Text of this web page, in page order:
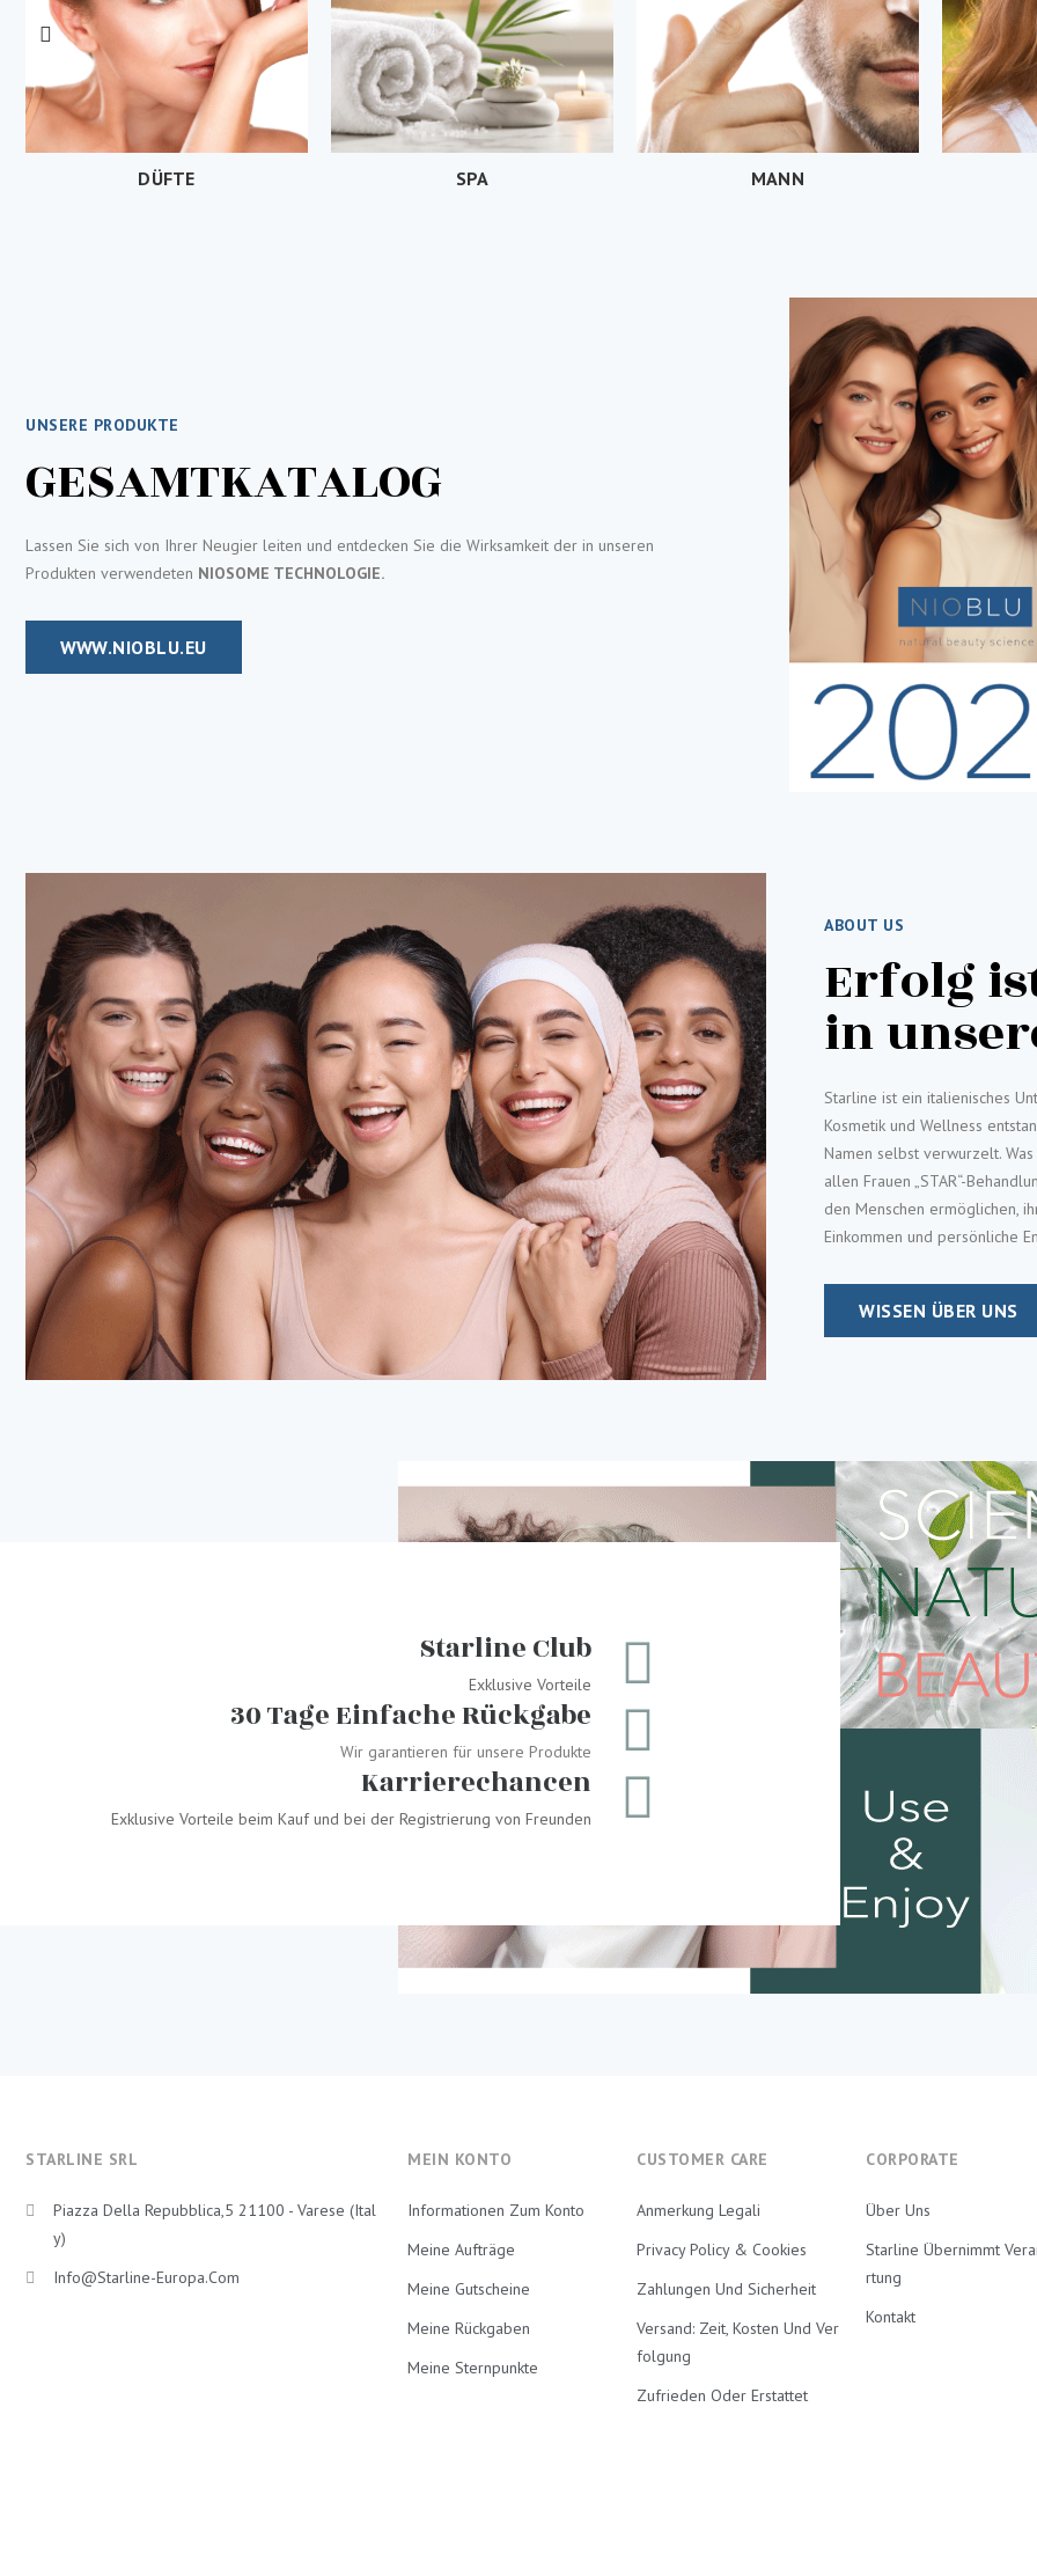
UNSERE PRODUKTE
GESAMTKATALOG
Lassen Sie sich von Ihrer Neugier leiten und entdecken Sie die Wirksamkeit der in unseren
Produkten verwendeten NIOSOME TECHNOLOGIE.
WWW.NIOBLU.EU
ABOUT US
Erfolg
in
Starline ist ein italienisches
Kosmetik und Wellness
Namen selbst verwurzelt.
allen Frauen „STAR“-
den Menschen ermöglichen,
Einkommen und persönliche
WISSEN ÜBER UNS
Starline Club
Exklusive Vorteile
30 Tage Einfache Rückgabe
Wir garantieren für unsere Produkte
Karrierechancen
Exklusive Vorteile beim Kauf und bei der Registrierung von Freunden
STARLINE SRL
Piazza Della Repubblica,5 21100 - Varese (Ital
Y)
Info@starline-Europa.com
MEIN KONTO
Informationen Zum Konto
Meine Aufträge
Meine Gutscheine
Meine Rückgaben
Meine Sternpunkte
CUSTOMER CARE
Anmerkung Legali
Privacy Policy & Cookies
Zahlungen Und Sicherheit
Versand: Zeit, Kosten Und Ver
Folgung
Zufrieden Oder Erstattet
CORPORATE
Über Uns
Starline Übernimmt
Rtung
Kontakt